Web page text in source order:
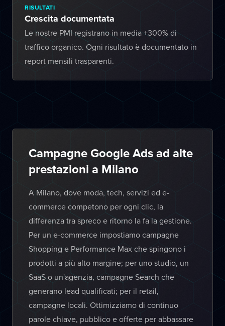
RISULTATI
Crescita documentata
Le nostre PMI registrano in media +300% di
traffico organico. Ogni risultato è documentato in
report mensili trasparenti.
Campagne Google Ads ad alte
prestazioni a Milano
A Milano, dove moda, tech, servizi ed e-
commerce competono per ogni clic, la
differenza tra spreco e ritorno la fa la gestione.
Per un e-commerce impostiamo campagne
Shopping e Performance Max che spingono i
prodotti a più alto margine; per uno studio, un
SaaS o un'agenzia, campagne Search che
generano lead qualificati; per il retail,
campagne locali. Ottimizziamo di continuo
parole chiave, pubblico e offerte per abbassare